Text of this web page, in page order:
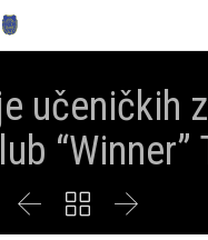
učeničkih
“Winner”
  